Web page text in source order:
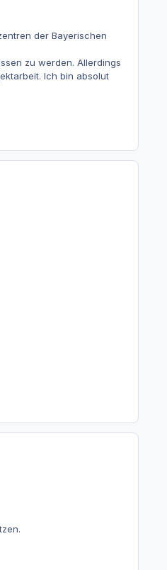
der Bayerischen
zu werden. Allerdings
Ich bin absolut